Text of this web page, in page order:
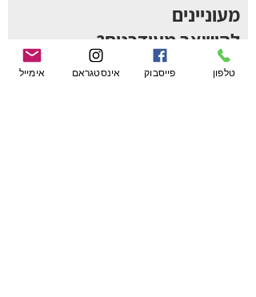
מעוניינים
להישאר מעודכנים?
הצטרףאימייל אינסטגראם פייסבוק טלפון